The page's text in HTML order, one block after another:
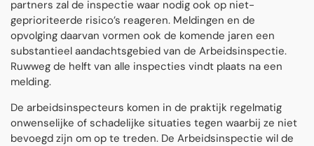
partners zal de inspectie waar nodig ook op niet-
geprioriteerde risico’s reageren. Meldingen en de
opvolging daarvan vormen ook de komende jaren een
substantieel aandachtsgebied van de Arbeidsinspectie.
Ruwweg de helft van alle inspecties vindt plaats na een
melding.
De arbeidsinspecteurs komen in de praktijk regelmatig
onwenselijke of schadelijke situaties tegen waarbij ze niet
bevoegd zijn om op te treden. De Arbeidsinspectie wil de